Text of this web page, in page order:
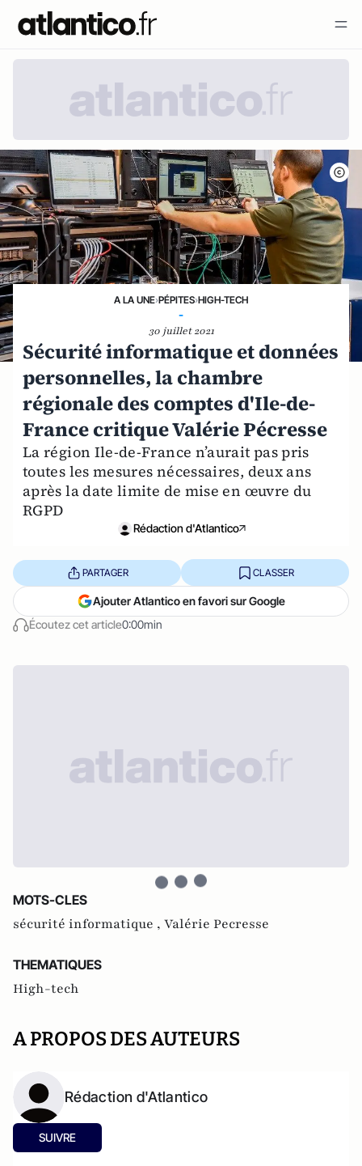
A LA UNE›PÉPITES›HIGH-TECH
-
30 juillet 2021
Sécurité informatique et données
personnelles, la chambre
régionale des comptes d'Ile-de-
France critique Valérie Pécresse
La région Ile-de-France n’aurait pas pris
toutes les mesures nécessaires, deux ans
après la date limite de mise en œuvre du
RGPD
Rédaction d'Atlantico
Écoutez cet article0:00min
PARTAGER CLASSER
Ajouter Atlantico en favori sur Google
MOTS-CLES
sécurité informatique , Valérie Pecresse
THEMATIQUES
High-tech
A PROPOS DES AUTEURS
Rédaction d'Atlantico
SUIVRE